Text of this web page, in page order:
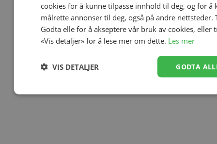
cookies for å kunne tilpasse innhold til deg, og for å
målrette annonser til deg, også på andre nettsteder.
Godta elle for å akseptere vår bruk av cookies, eller
«Vis detaljer» for å lese mer om dette. Les mer
GODTA
VIS DETALJER